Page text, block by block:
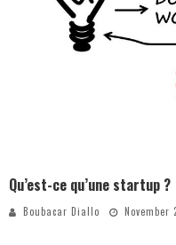
Qu’est-ce qu’une startup ?
Boubacar Diallo November